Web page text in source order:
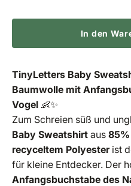
In den
TinyLetters Baby
Baumwolle mit
Vogel 👶✨
Zum Schreien süß und
Baby Sweatshirt aus
recyceltem Polyesterist
für kleine Entdecker. Der
Anfangsbuchstabe des